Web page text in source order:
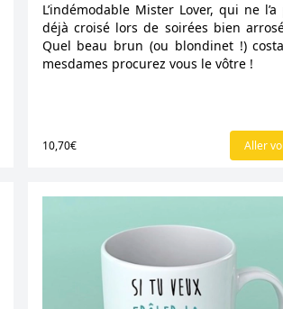
L’indémodable Mister Lover, qui ne l’a
déjà croisé lors de soirées bien
Quel beau brun (ou blondinet !)
mesdames procurez vous le vôtre !
10,70€ Aller